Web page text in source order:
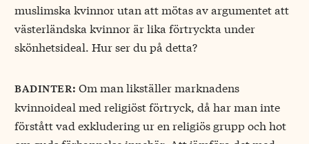
muslimska kvinnor utan att mötas av argumentet att
västerländska kvinnor är lika förtryckta under
skönhetsideal. Hur ser du på detta?
badinter:Om man likställer marknadens
kvinnoideal med religiöst förtryck, då har man inte
förstått vad exkludering ur en religiös grupp och hot